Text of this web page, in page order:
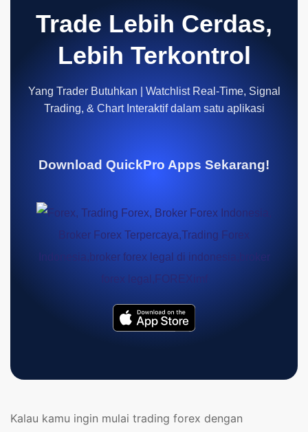
Trade Lebih Cerdas,
Lebih Terkontrol
Yang Trader Butuhkan | Watchlist Real-Time, Signal
Trading, & Chart Interaktif dalam satu aplikasi
Download QuickPro Apps Sekarang!
Kalau kamu ingin mulai trading forex dengan